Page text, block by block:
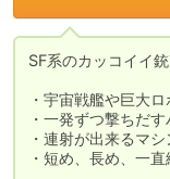
SF系のカッコイイ
・宇宙戦艦や巨大
・一発ずつ撃ちだ
・連射が出来るマ
・短め、長め、一